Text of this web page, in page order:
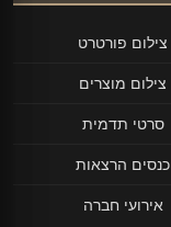
צילום פורטרט
צילום מוצרים
סרטי תדמית
כנסים הרצאות
אירועי חברה